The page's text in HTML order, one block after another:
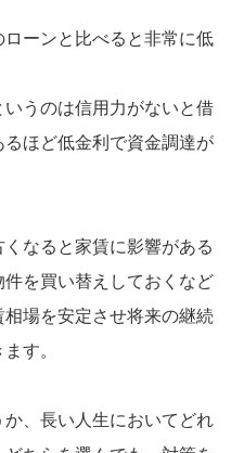
ーンと比べると非常に低
うのは信用力がないと借
ほど低金利で資金調達が
なると家賃に影響がある
を買い替えしておくなど
場を安定させ将来の継続
す。
、長い人生においてどれ